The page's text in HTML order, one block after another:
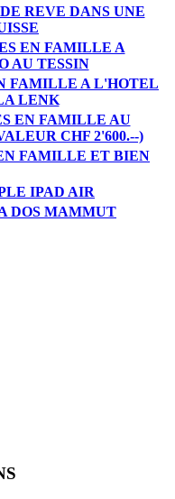
REVE DANS UNE
EN FAMILLE A
AU TESSIN
FAMILLE A L'HOTEL
LENK
EN FAMILLE AU
CHF 2'600.--)
FAMILLE ET BIEN
IPAD AIR
DOS MAMMUT